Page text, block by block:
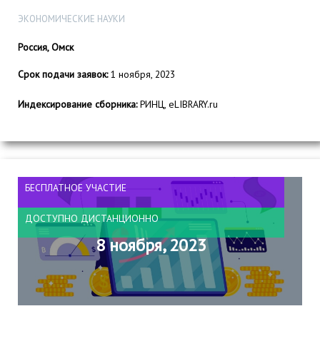
ЭКОНОМИЧЕСКИЕ НАУКИ
Россия, Омск
Срок подачи заявок:1 ноября, 2023
Индексирование сборника:РИНЦ, eLIBRARY.ru
БЕСПЛАТНОЕ УЧАСТИЕ
ДОСТУПНО ДИСТАНЦИОННО
8 ноября, 2023